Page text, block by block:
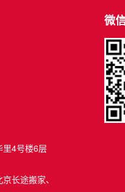
里4号楼6层
长途搬家、
微